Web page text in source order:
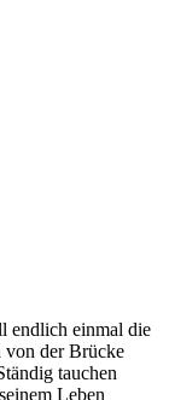
endlich einmal die
von der Brücke
tauchen
Leben